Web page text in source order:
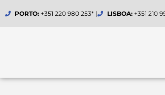
to
PORTO:+351 220 980 253* | LISBOA:+351 210